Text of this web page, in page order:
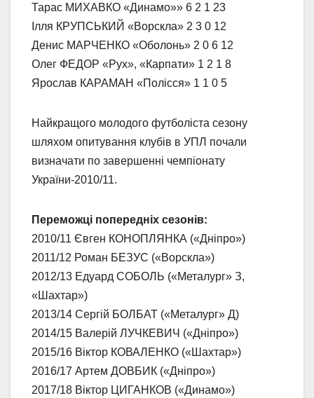
Тарас МИХАВКО «Динамо»» 6 2 1 23
Ілля КРУПСЬКИЙ «Ворскла» 2 3 0 12
Денис МАРЧЕНКО «Оболонь» 2 0 6 12
Олег ФЕДОР «Рух», «Карпати» 1 2 1 8
Ярослав КАРАМАН «Полісся» 1 1 0 5
Найкращого молодого футболіста сезону
шляхом опитування клубів в УПЛ почали
визначати по завершенні чемпіонату
України-2010/11.
Переможці попередніх сезонів:
2010/11 Євген КОНОПЛЯНКА («Дніпро»)
2011/12 Роман БЕЗУС («Ворскла»)
2012/13 Едуард СОБОЛЬ («Металург» З,
«Шахтар»)
2013/14 Сергій БОЛБАТ («Металург» Д)
2014/15 Валерій ЛУЧКЕВИЧ («Дніпро»)
2015/16 Віктор КОВАЛЕНКО («Шахтар»)
2016/17 Артем ДОВБИК («Дніпро»)
2017/18 Віктор ЦИГАНКОВ («Динамо»)